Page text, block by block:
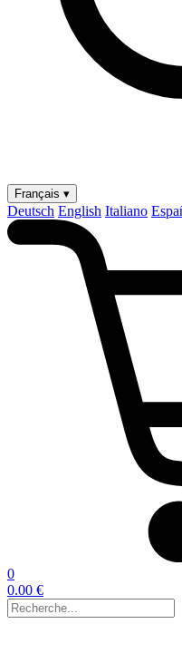
Français ▾
Deutsch English Italiano
0
0.00 €